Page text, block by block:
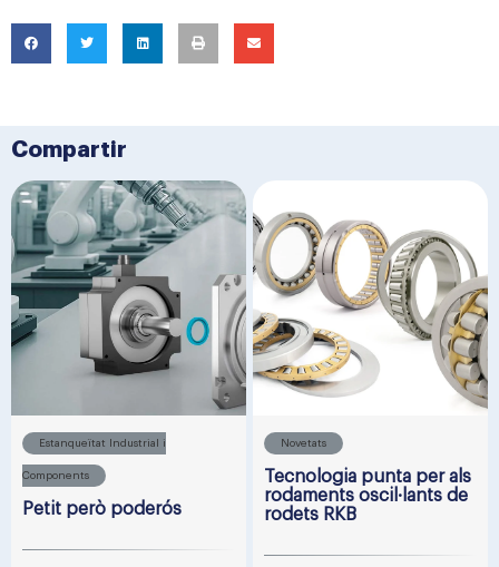
Compartir
Estanqueïtat Industrial i
Components
Petit però poderós
Novetats
Tecnologia punta per als
rodaments oscil·lants de
rodets RKB